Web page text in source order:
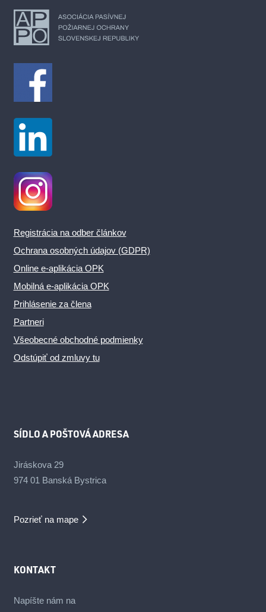
Registrácia na odber článkov
Ochrana osobných údajov (GDPR)
Online e-aplikácia OPK
Mobilná e-aplikácia OPK
Prihlásenie za člena
Partneri
Všeobecné obchodné podmienky
Odstúpiť od zmluvy tu
SÍDLO A POŠTOVÁ ADRESA
Jiráskova 29
974 01 Banská Bystrica
Pozrieť na mape
KONTAKT
Napíšte nám na